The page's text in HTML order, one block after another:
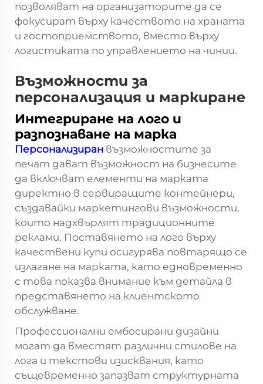
позволяват на организаторите да се
фокусират върху качеството на храната
и гостоприемството, вместо върху
логистиката по управлението на чинии.
Възможности за
персонализация и маркиране
Интегриране на лого и
разпознаване на марка
Персонализиран възможностите за
печат дават възможност на бизнесите
да включват елементи на марката
директно в сервиращите контейнери,
създавайки маркетингови възможности,
които надхвърлят традиционните
реклами. Поставянето на лого върху
качествени купи осигурява повтарящо се
излагане на марката, като едновременно
с това показва внимание към детайла в
представянето на клиентското
обслужване.
Профессионални ембосирани дизайни
могат да вместят различни стилове на
лога и текстови изисквания, като
същевременно запазват структурната